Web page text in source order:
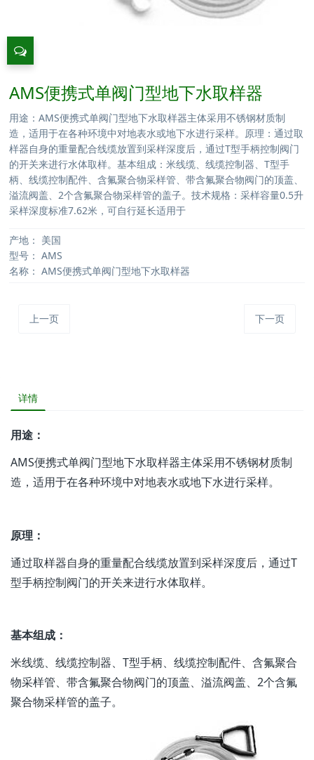
AMS便携式单阀门型地下水取样器
用途：AMS便携式单阀门型地下水取样器主体采用不锈钢材质制
造，适用于在各种环境中对地表水或地下水进行采样。原理：通过取
样器自身的重量配合线缆放置到采样深度后，通过T型手柄控制阀门
的开关来进行水体取样。基本组成：米线缆、线缆控制器、T型手
柄、线缆控制配件、含氟聚合物采样管、带含氟聚合物阀门的顶盖、
溢流阀盖、2个含氟聚合物采样管的盖子。技术规格：采样容量0.5升
采样深度标准7.62米，可自行延长适用于
产地： 美国
型号： AMS
名称： AMS便携式单阀门型地下水取样器
上一页 下一页
详情
用途：
AMS便携式单阀门型地下水取样器主体采用不锈钢材质制
造，适用于在各种环境中对地表水或地下水进行采样。
原理：
通过取样器自身的重量配合线缆放置到采样深度后，通过T
型手柄控制阀门的开关来进行水体取样。
基本组成：
米线缆、线缆控制器、T型手柄、线缆控制配件、含氟聚合
物采样管、带含氟聚合物阀门的顶盖、溢流阀盖、2个含氟
聚合物采样管的盖子。